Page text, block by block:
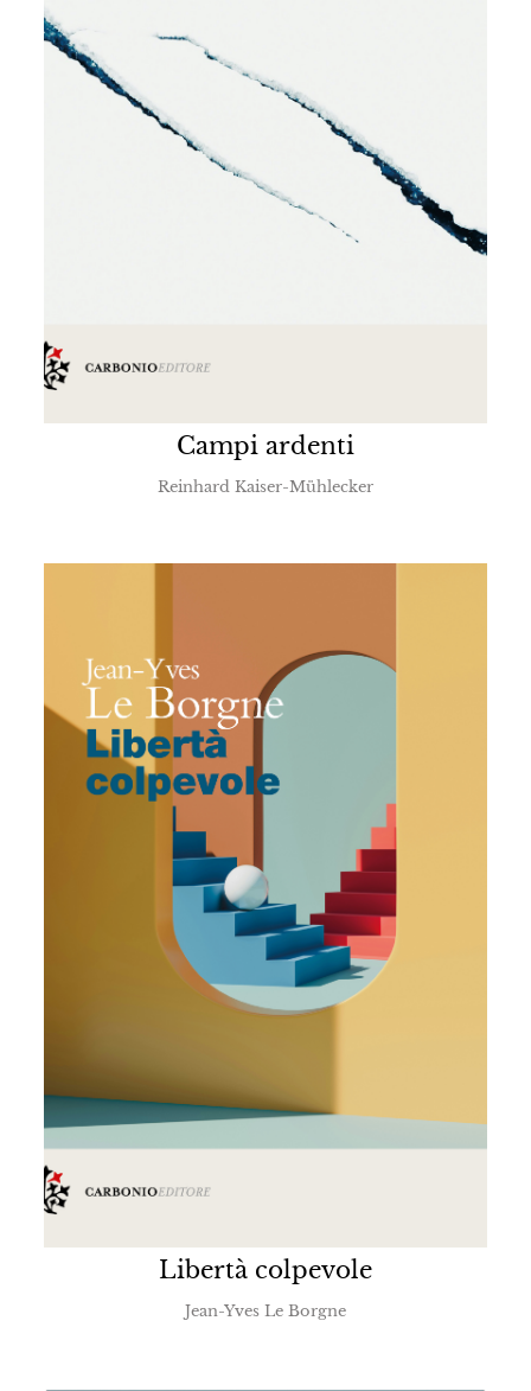
Campi ardenti
Reinhard Kaiser-Mühlecker
Libertà colpevole
Jean-Yves Le Borgne